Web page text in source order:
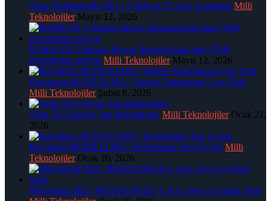
Togg Tarihinde Bir İlk! 1.3 Milyar TL Kar Açıklandı Milli
Teknolojiler Mayıs 12, 2026
BARKAN 3 Sahaya İniyor: İnsansız kara aracı TSK
envanterine giriyor Milli Teknolojiler Mayıs 12, 2026
Bayraktar #KIZILELMA | Sistem Tanımlama Uçuş Testi
Milli Teknolojiler Şubat 8, 2026
Togg T6 Geliyor! İşte Beklentiler! Milli Teknolojiler Ocak 21,
2026
Bayraktar #KIZILELMA | Performans Test Uçuşu Milli
Teknolojiler Ocak 20, 2026
#BayraktarTB2 | #KEMANKEŞ-1 Atış, Seyir ve Dalış Testi